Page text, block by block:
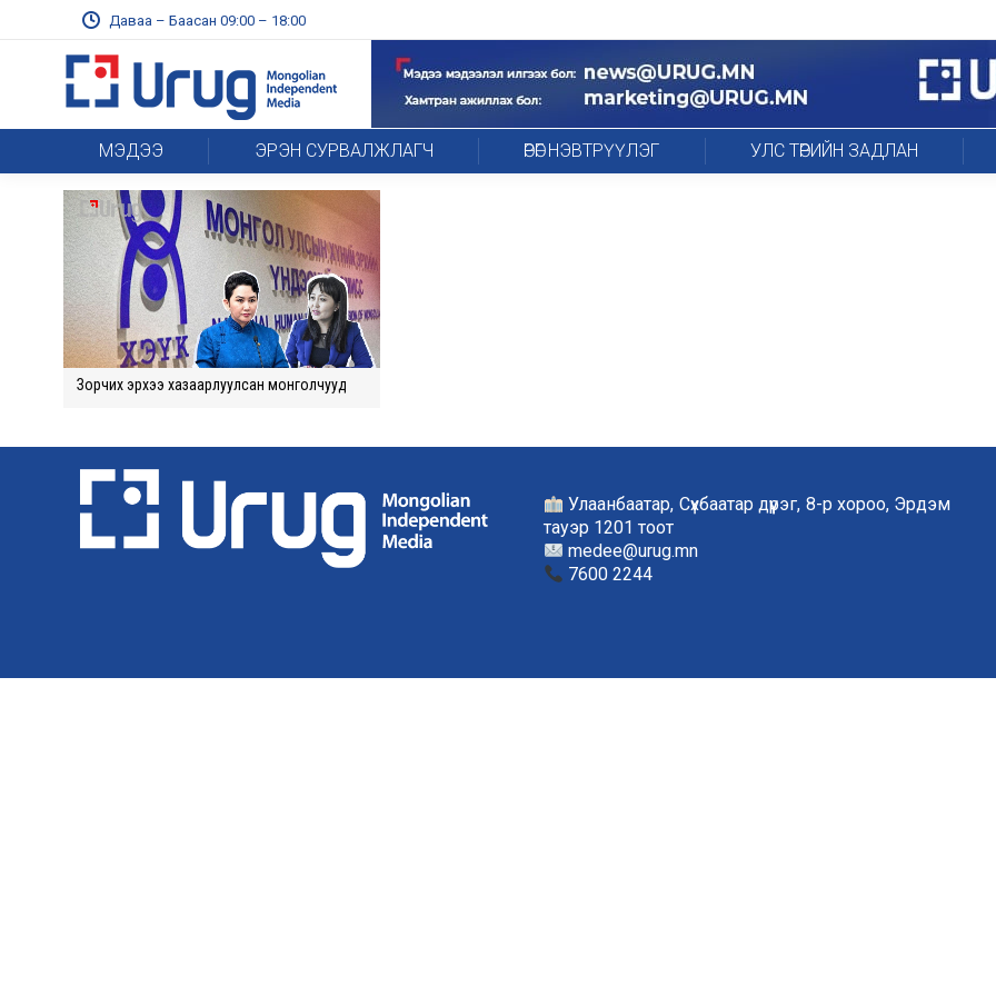
Даваа – Баасан 09:00 – 18:00
МЭДЭЭ ЭРЭН СУРВАЛЖЛАГЧ ӨРӨГ НЭВТРҮҮЛЭГ УЛС ТӨРИЙН ЗАДЛАН
Зорчих эрхээ хазаарлуулсан монголчууд
Улаанбаатар, Сүхбаатар дүүрэг, 8-р хороо, Эрдэм
тауэр 1201 тоот
medee@urug.mn
7600 2244